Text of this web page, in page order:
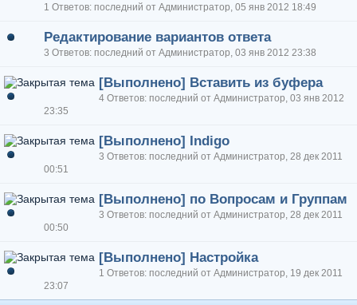
1 Ответов: последний от Администратор, 05 янв 2012 18:49
Редактирование вариантов ответа
3 Ответов: последний от Администратор, 03 янв 2012 23:38
[Выполнено] Вставить из буфера
4 Ответов: последний от Администратор, 03 янв 2012
23:35
[Выполнено] Indigo
3 Ответов: последний от Администратор, 28 дек 2011
00:51
[Выполнено] по Вопросам и Группам
3 Ответов: последний от Администратор, 28 дек 2011
00:50
[Выполнено] Настройка
1 Ответов: последний от Администратор, 19 дек 2011
23:07